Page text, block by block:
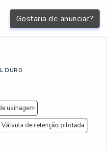
Gostaria de anunciar?
DURO
usinagem
Válvula de retenção pilotada